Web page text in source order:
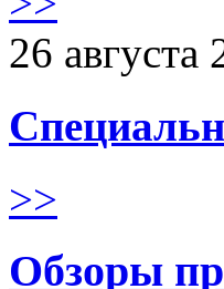
26 августа
>>
Обзоры